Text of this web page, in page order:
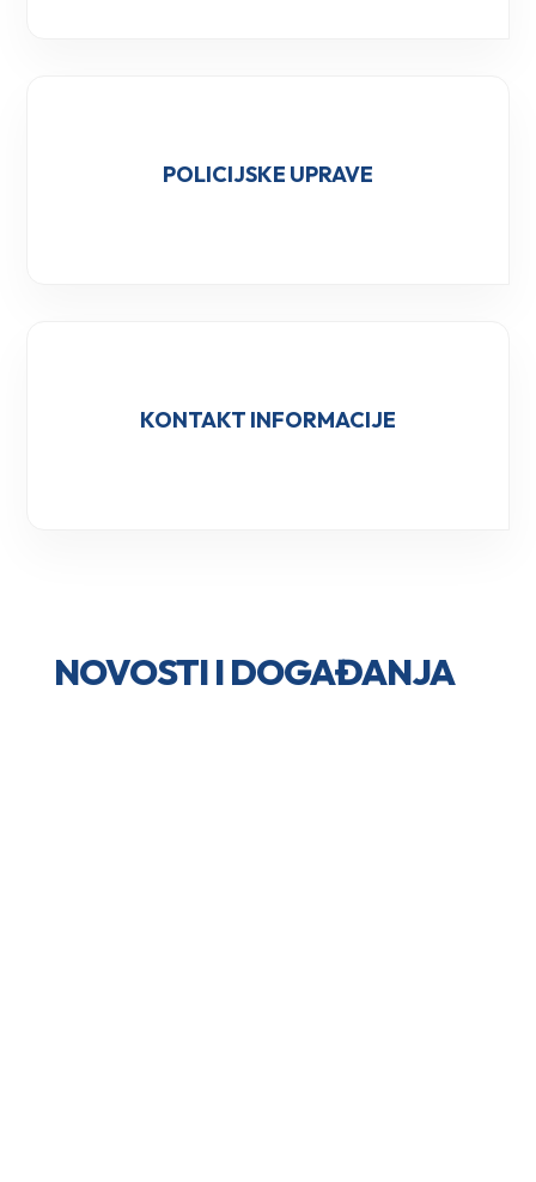
POLICIJSKE UPRAVE
KONTAKT INFORMACIJE
NOVOSTI I DOGAĐANJA